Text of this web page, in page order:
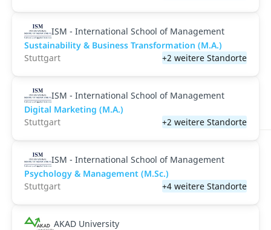
ISM - International School of Management
Sustainability & Business Transformation (M.A.)
Stuttgart
+2 weitere Standorte
ISM - International School of Management
Digital Marketing (M.A.)
Stuttgart
+2 weitere Standorte
ISM - International School of Management
Psychology & Management (M.Sc.)
Stuttgart
+4 weitere Standorte
AKAD University